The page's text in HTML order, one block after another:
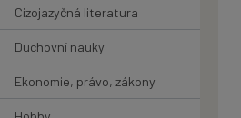
Cizojazyčná literatura
Duchovní nauky
Ekonomie, právo, zákony